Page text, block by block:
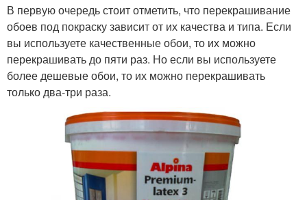
В первую очередь стоит отметить, что перекрашивание
обоев под покраску зависит от их качества и типа. Если
вы используете качественные обои, то их можно
перекрашивать до пяти раз. Но если вы используете
более дешевые обои, то их можно перекрашивать
только два-три раза.